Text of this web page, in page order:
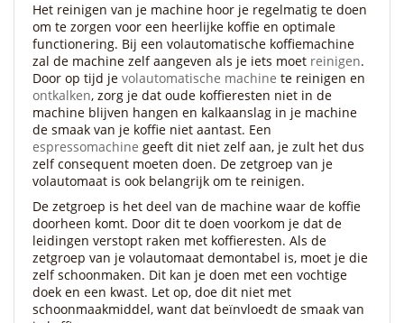
Het reinigen van je machine hoor je regelmatig te doen
om te zorgen voor een heerlijke koffie en optimale
functionering. Bij een volautomatische koffiemachine
zal de machine zelf aangeven als je iets moet reinigen.
Door op tijd je volautomatische machine te reinigen en
ontkalken, zorg je dat oude koffieresten niet in de
machine blijven hangen en kalkaanslag in je machine
de smaak van je koffie niet aantast. Een
espressomachine geeft dit niet zelf aan, je zult het dus
zelf consequent moeten doen. De zetgroep van je
volautomaat is ook belangrijk om te reinigen.
De zetgroep is het deel van de machine waar de koffie
doorheen komt. Door dit te doen voorkom je dat de
leidingen verstopt raken met koffieresten. Als de
zetgroep van je volautomaat demontabel is, moet je die
zelf schoonmaken. Dit kan je doen met een vochtige
doek en een kwast. Let op, doe dit niet met
schoonmaakmiddel, want dat beïnvloedt de smaak van